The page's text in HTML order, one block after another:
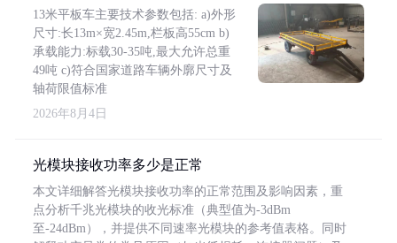
13米平板车主要技术参数包括: a)外形
尺寸:长13m×宽2.45m,栏板高55cm b)
承载能力:标载30-35吨,最大允许总重
49吨 c)符合国家道路车辆外廓尺寸及
轴荷限值标准
2026年8月4日
光模块接收功率多少是正常
本文详细解答光模块接收功率的正常范围及影响因素，重
点分析千兆光模块的收光标准（典型值为-3dBm
至-24dBm），并提供不同速率光模块的参考值表格。同时